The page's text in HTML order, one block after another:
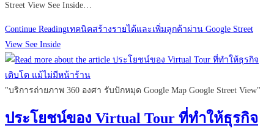
Street View See Inside…
Continue Readingเทคนิคสร้างรายได้และเพิ่มลูกค้าผ่าน Google Street
View See Inside
"บริการถ่ายภาพ 360 องศา รับปักหมุด Google Map Google Street View"
ประโยชน์ของ Virtual Tour ที่ทำให้ธุรกิจ